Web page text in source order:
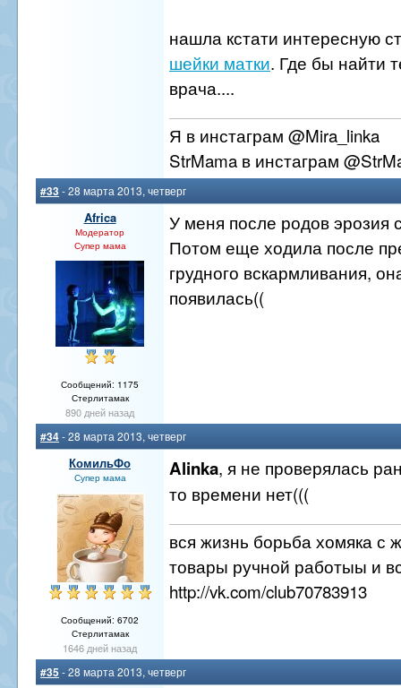
нашла кстати интересную
шейки матки. Где бы найти
врача....
Я в инстаграм @Mira_linka
StrMama в инстаграм
#33- 28 марта 2013, четверг
Africa
Модератор
Супер мама
Сообщений: 1175
Стерлитамак
890 дней назад
У меня после родов эрозия
Потом еще ходила после
грудного вскармливания,
появилась((
#34- 28 марта 2013, четверг
КомильФо
Супер мама
Сообщений: 6702
Стерлитамак
1646 дней назад
Alinka, я не проверялась
то времени нет(((
вся жизнь борьба хомяка с
товары ручной работыы и
http://vk.com/club70783913
#35 - 28 марта 2013, четверг